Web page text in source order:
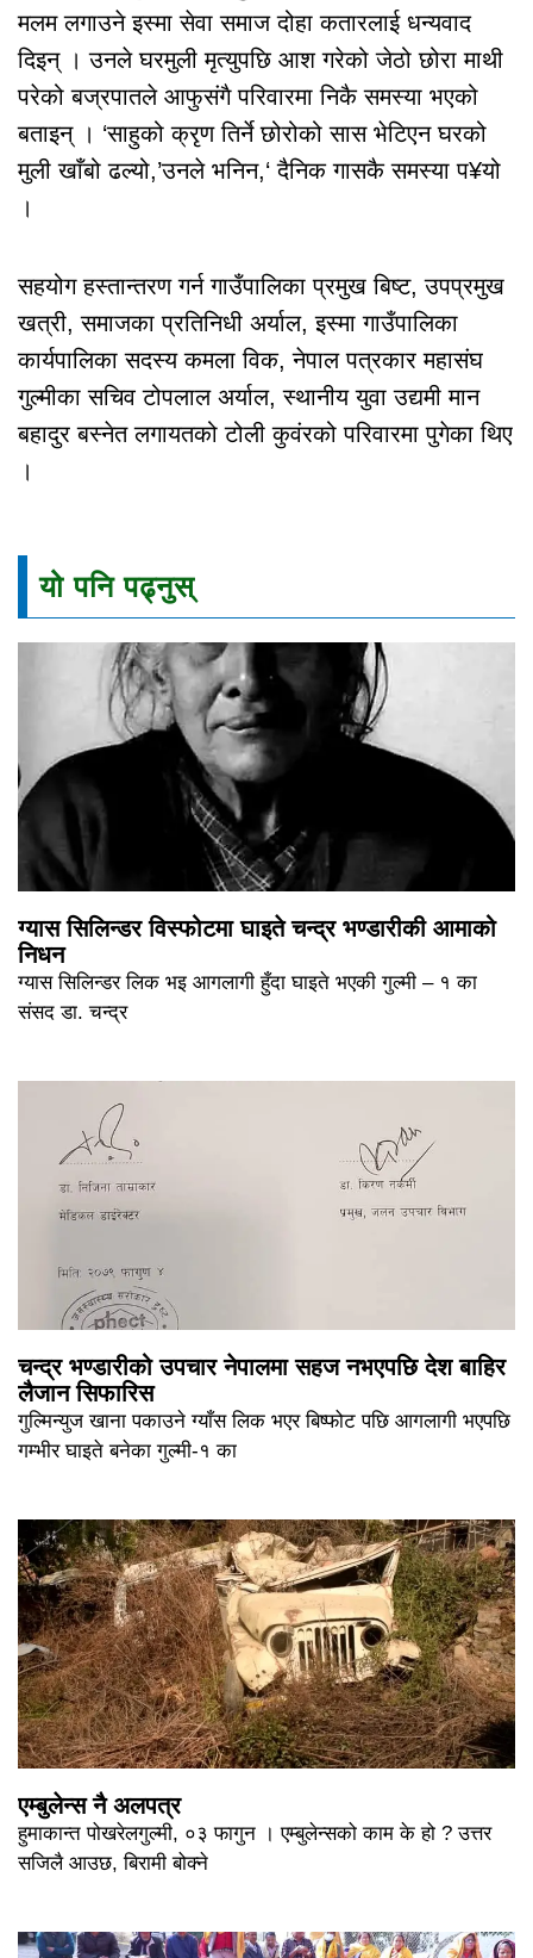
मलम लगाउने इस्मा सेवा समाज दोहा कतारलाई धन्यवाद
दिइन् । उनले घरमुली मृत्युपछि आश गरेको जेठो छोरा माथी
परेको बज्रपातले आफुसंगै परिवारमा निकै समस्या भएको
बताइन् । ‘साहुको क्रृण तिर्ने छोरोको सास भेटिएन घरको
मुली खाँबो ढल्यो,’उनले भनिन,‘ दैनिक गासकै समस्या प¥यो
।
सहयोग हस्तान्तरण गर्न गाउँपालिका प्रमुख बिष्ट, उपप्रमुख
खत्री, समाजका प्रतिनिधी अर्याल, इस्मा गाउँपालिका
कार्यपालिका सदस्य कमला विक, नेपाल पत्रकार महासंघ
गुल्मीका सचिव टोपलाल अर्याल, स्थानीय युवा उद्यमी मान
बहादुर बस्नेत लगायतको टोली कुवंरको परिवारमा पुगेका थिए
।
यो पनि पढ्नुस्
ग्यास सिलिन्डर विस्फोटमा घाइते चन्द्र भण्डारीकी आमाको
निधन
ग्यास सिलिन्डर लिक भइ आगलागी हुँदा घाइते भएकी गुल्मी – १ का
संसद डा. चन्द्र
चन्द्र भण्डारीको उपचार नेपालमा सहज नभएपछि देश बाहिर
लैजान सिफारिस
गुल्मिन्युज खाना पकाउने ग्याँस लिक भएर बिष्फोट पछि आगलागी भएपछि
गम्भीर घाइते बनेका गुल्मी-१ का
एम्बुलेन्स नै अलपत्र
हुमाकान्त पोखरेलगुल्मी, ०३ फागुन । एम्बुलेन्सको काम के हो ? उत्तर
सजिलै आउछ, बिरामी बोक्ने